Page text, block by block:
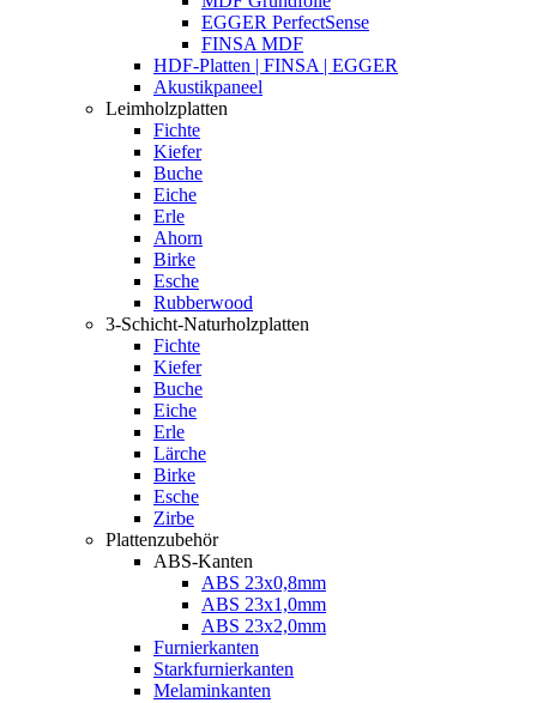
EGGER PerfectSense
FINSA MDF
HDF-Platten | FINSA | EGGER
Akustikpaneel
Leimholzplatten
Fichte
Kiefer
Buche
Eiche
Erle
Ahorn
Birke
Esche
Rubberwood
3-Schicht-Naturholzplatten
Fichte
Kiefer
Buche
Eiche
Erle
Lärche
Birke
Esche
Zirbe
Plattenzubehör
ABS-Kanten
ABS 23x0,8mm
ABS 23x1,0mm
ABS 23x2,0mm
Furnierkanten
Starkfurnierkanten
Melaminkanten